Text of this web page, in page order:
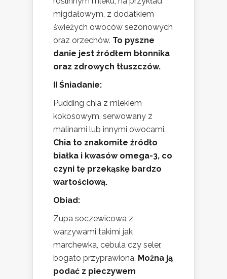
migdałowym, z dodatkiem
świeżych owoców sezonowych
oraz orzechów. To pyszne
danie jest źródłem błonnika
oraz zdrowych tłuszczów.
II Śniadanie:
Pudding chia z mlekiem
kokosowym, serwowany z
malinami lub innymi owocami.
Chia to znakomite źródło
białka i kwasów omega-3, co
czyni tę przekąskę bardzo
wartościową.
Obiad:
Zupa soczewicowa z
warzywami takimi jak
marchewka, cebula czy seler,
bogato przyprawiona. Można ją
podać z pieczywem